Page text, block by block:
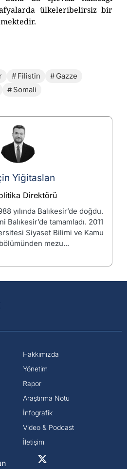
ülkeleribelirsiz bir
Filistin
Gazze
Somali
Yiğitaslan
Direktörü
yılında Balıkesir’de doğdu.
tamamladı. 2011
Siyaset Bilimi ve Kamu
mezu...
Hakkımızda
Yönetim
Rapor
Araştırma Notu
İnfografik
Video & Podcast
İletişim